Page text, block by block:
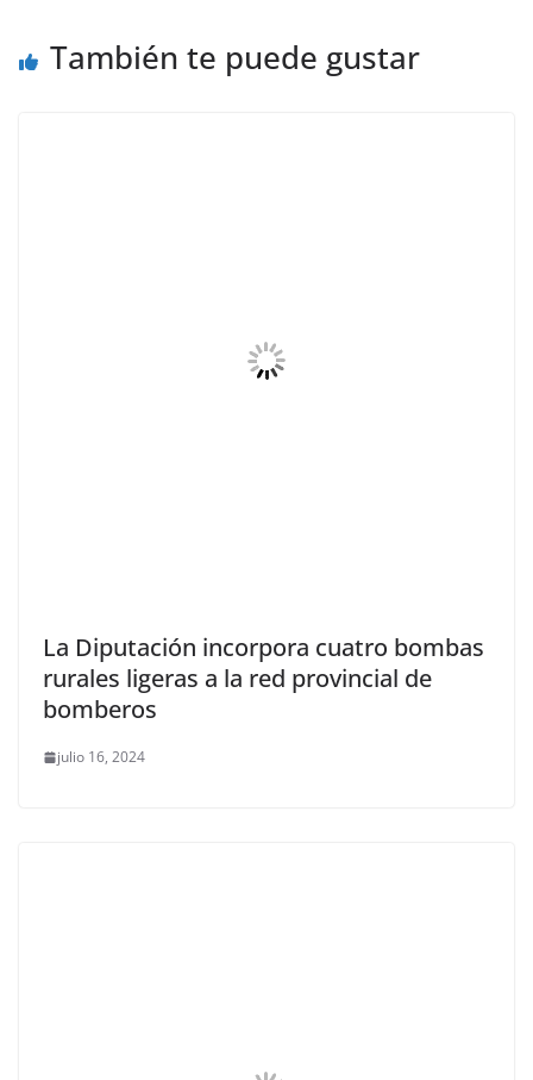
También te puede gustar
La Diputación incorpora cuatro bombas
rurales ligeras a la red provincial de
bomberos
julio 16, 2024